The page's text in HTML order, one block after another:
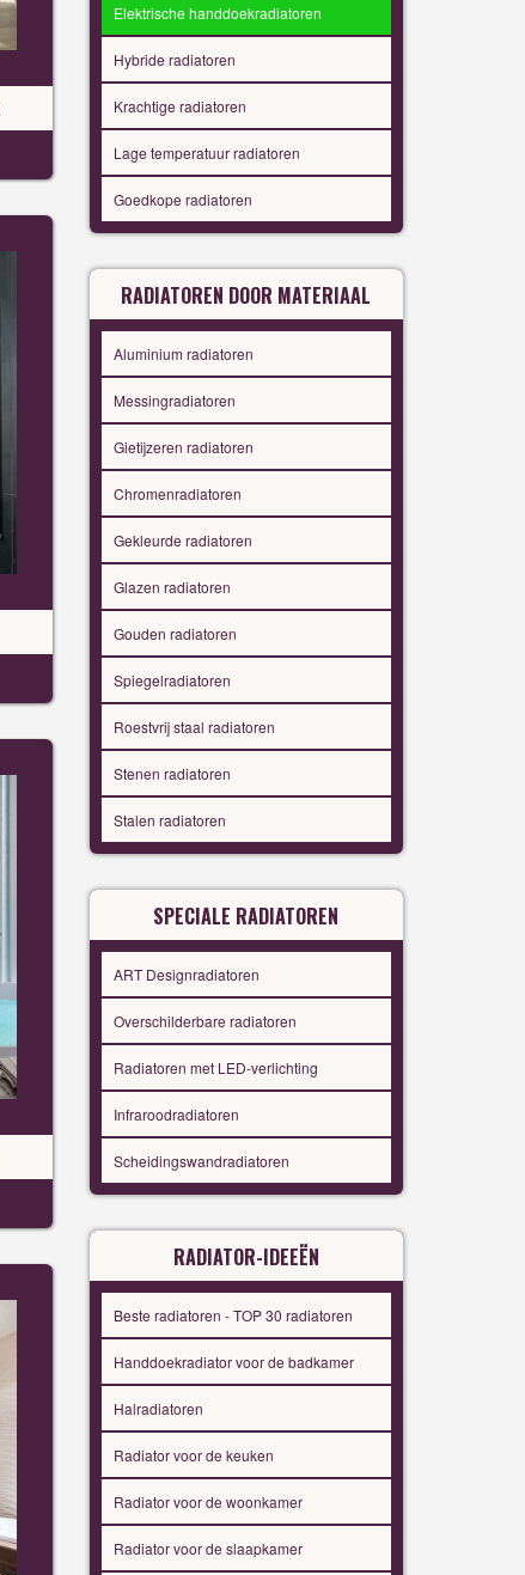
Elektrische handdoekradiatoren
Hybride radiatoren
Krachtige radiatoren
Lage temperatuur radiatoren
Goedkope radiatoren
RADIATOREN DOOR MATERIAAL
Aluminium radiatoren
Messingradiatoren
Gietijzeren radiatoren
Chromenradiatoren
Gekleurde radiatoren
Glazen radiatoren
Gouden radiatoren
Spiegelradiatoren
Roestvrij staal radiatoren
Stenen radiatoren
Stalen radiatoren
SPECIALE RADIATOREN
ART Designradiatoren
Overschilderbare radiatoren
Radiatoren met LED-verlichting
Infraroodradiatoren
Scheidingswandradiatoren
RADIATOR-IDEEËN
Beste radiatoren - TOP 30 radiatoren
Handdoekradiator voor de badkamer
Halradiatoren
Radiator voor de keuken
Radiator voor de woonkamer
Radiator voor de slaapkamer